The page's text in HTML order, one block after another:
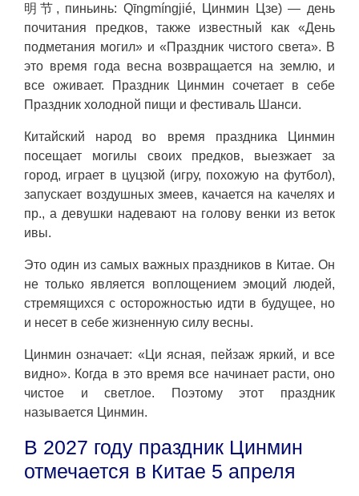
明节, пиньинь: Qīngmíngjié, Цинмин Цзе) — день
почитания предков, также известный как «День
подметания могил» и «Праздник чистого света». В
это время года весна возвращается на землю, и
все оживает. Праздник Цинмин сочетает в себе
Праздник холодной пищи и фестиваль Шанси.
Китайский народ во время праздника Цинмин
посещает могилы своих предков, выезжает за
город, играет в цуцзюй (игру, похожую на футбол),
запускает воздушных змеев, качается на качелях и
пр., а девушки надевают на голову венки из веток
ивы.
Это один из самых важных праздников в Китае. Он
не только является воплощением эмоций людей,
стремящихся с осторожностью идти в будущее, но
и несет в себе жизненную силу весны.
Цинмин означает: «Ци ясная, пейзаж яркий, и все
видно». Когда в это время все начинает расти, оно
чистое и светлое. Поэтому этот праздник
называется Цинмин.
В 2027 году праздник Цинмин
отмечается в Китае 5 апреля